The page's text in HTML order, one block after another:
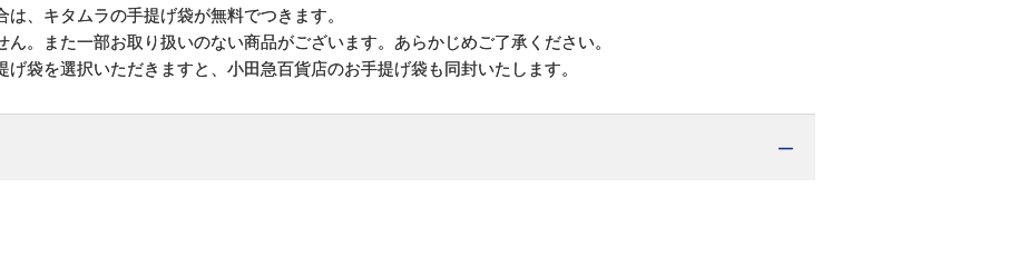
、キタムラの手提げ袋が無料でつきます。
。また一部お取り扱いのない商品がございます。あらかじめご了承ください。
袋を選択いただきますと、小田急百貨店のお手提げ袋も同封いたします。